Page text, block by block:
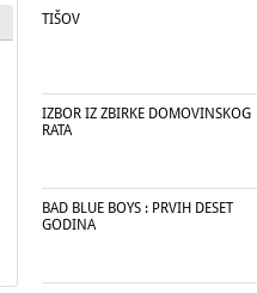
TIŠOV
IZBOR IZ ZBIRKE DOMOVINSKOG
RATA
BAD BLUE BOYS : PRVIH DESET
GODINA